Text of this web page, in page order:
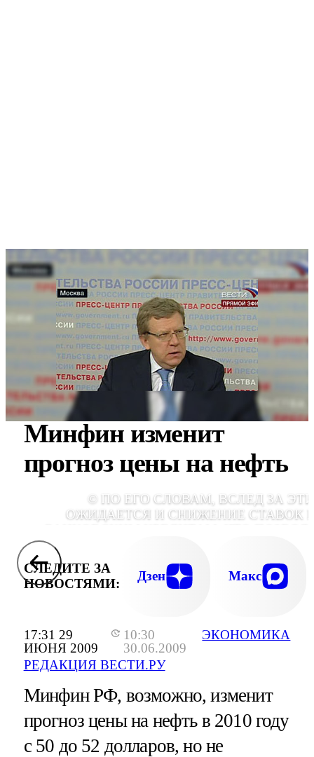
17:31 29
ИЮНЯ 2009
10:30
30.06.2009
РЕДАКЦИЯ ВЕСТИ.РУ
ЭКОНОМИКА
Минфин изменит
прогноз цены на нефть
© ПО ЕГО СЛОВАМ, ВСЛЕД ЗА
ОЖИДАЕТСЯ И СНИЖЕНИЕ СТАВОК
СЛЕДИТЕ ЗА
НОВОСТЯМИ:
Дзен Макс
Минфин РФ, возможно, изменит
прогноз цены на нефть в 2010 году
с 50 до 52 долларов, но не